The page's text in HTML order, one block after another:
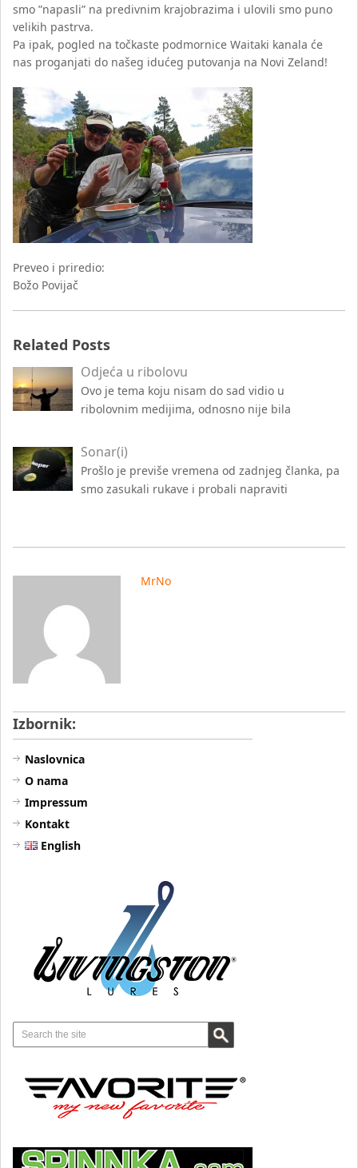
smo ”napasli” na predivnim krajobrazima i ulovili smo puno
velikih pastrva.
Pa ipak, pogled na točkaste podmornice Waitaki kanala će
nas proganjati do našeg idućeg putovanja na Novi Zeland!
Preveo i priredio:
Božo Povijač
Related Posts
Odjeća u ribolovu
Ovo je tema koju nisam do sad vidio u
ribolovnim medijima, odnosno nije bila
Sonar(i)
Prošlo je previše vremena od zadnjeg članka, pa
smo zasukali rukave i probali napraviti
MrNo
Izbornik:
Naslovnica
O nama
Impressum
Kontakt
English